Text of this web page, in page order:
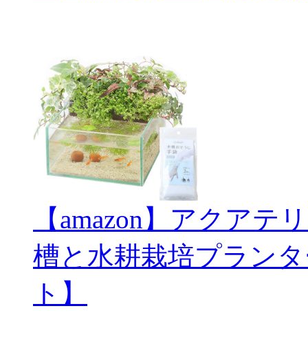
【amazon】アクアテ
槽と水耕栽培プラン
ト】